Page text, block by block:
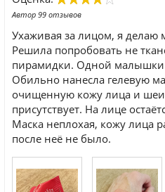
Автор 99 отзывов
Ухаживая за лицом, я делаю
Решила попробовать не
пирамидки. Одной малышки
Обильно нанесла гелевую
очищенную кожу лица и
присутствует. На лице
Маска неплохая, кожу лица
после неё не было.